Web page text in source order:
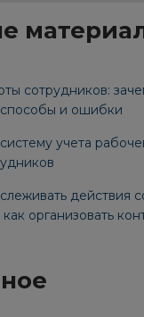
сотрудников:
и ошибки
учета
действия
организовать